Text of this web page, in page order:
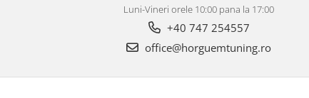
Luni-Vineri orele 10:00 pana la 17:00
+40 747 254557
office@horguemtuning.ro